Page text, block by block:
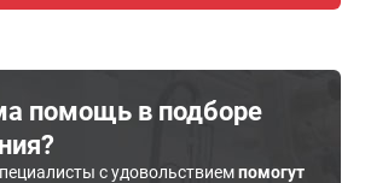
помощь в подборе
с удовольствиемпомогут